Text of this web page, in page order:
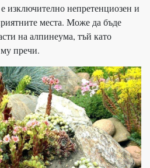
изключително непретенциозен и
места. Може да бъде
на алпинеума, тъй като
пречи.